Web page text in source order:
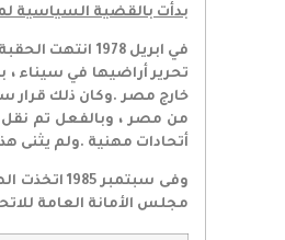
بدأت بالقضية السياسية
في ابريل
تحرير أراضيها في سيناء
خارج مصر .وكان ذلك قرار
أتحادات مهنية .ولم يثنى
وفى
مجلس الأمانة العامة